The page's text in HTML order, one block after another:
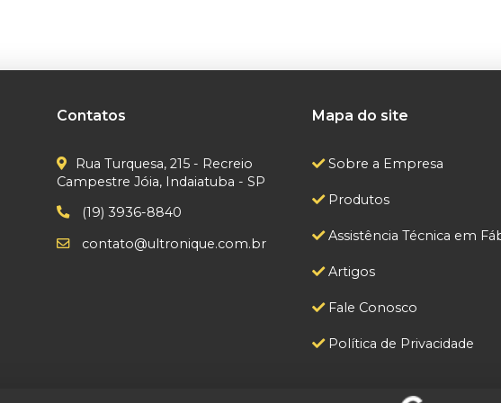
Contatos
Rua Turquesa, 215 - Recreio
Campestre Jóia, Indaiatuba - SP
(19) 3936-8840
contato@ultronique.com.br
Mapa do site
Sobre a Empresa
Produtos
Assistência Técnica em
Artigos
Fale Conosco
Política de Privacidade